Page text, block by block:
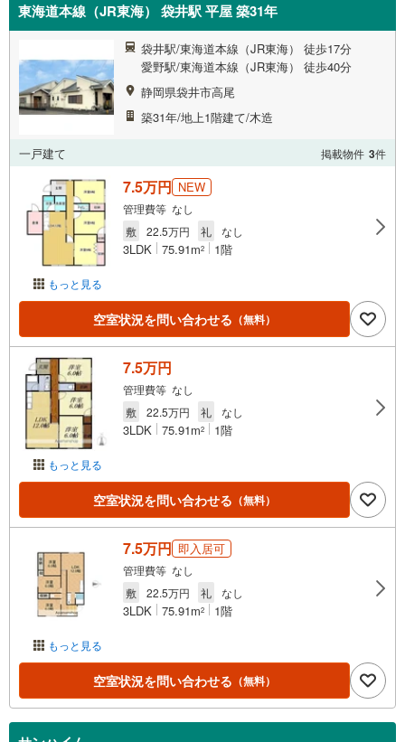
東海道本線（JR東海） 袋井駅 平屋 築31年
袋井駅/東海道本線（JR東海） 徒歩17分
愛野駅/東海道本線（JR東海） 徒歩40分
静岡県袋井市高尾
築31年/地上1階建て/木造
一戸建て 掲載物件 3件
もっと見る
7.5万円 NEW
管理費等 なし
敷
22.5万円 礼 なし
3LDK 75.91m2 1階
空室状況を問い合わせる （無料）
もっと見る
7.5万円
管理費等 なし
敷
22.5万円 礼 なし
3LDK 75.91m2 1階
空室状況を問い合わせる （無料）
もっと見る
7.5万円 即入居可
管理費等 なし
敷
22.5万円 礼 なし
3LDK 75.91m2 1階
空室状況を問い合わせる （無料）